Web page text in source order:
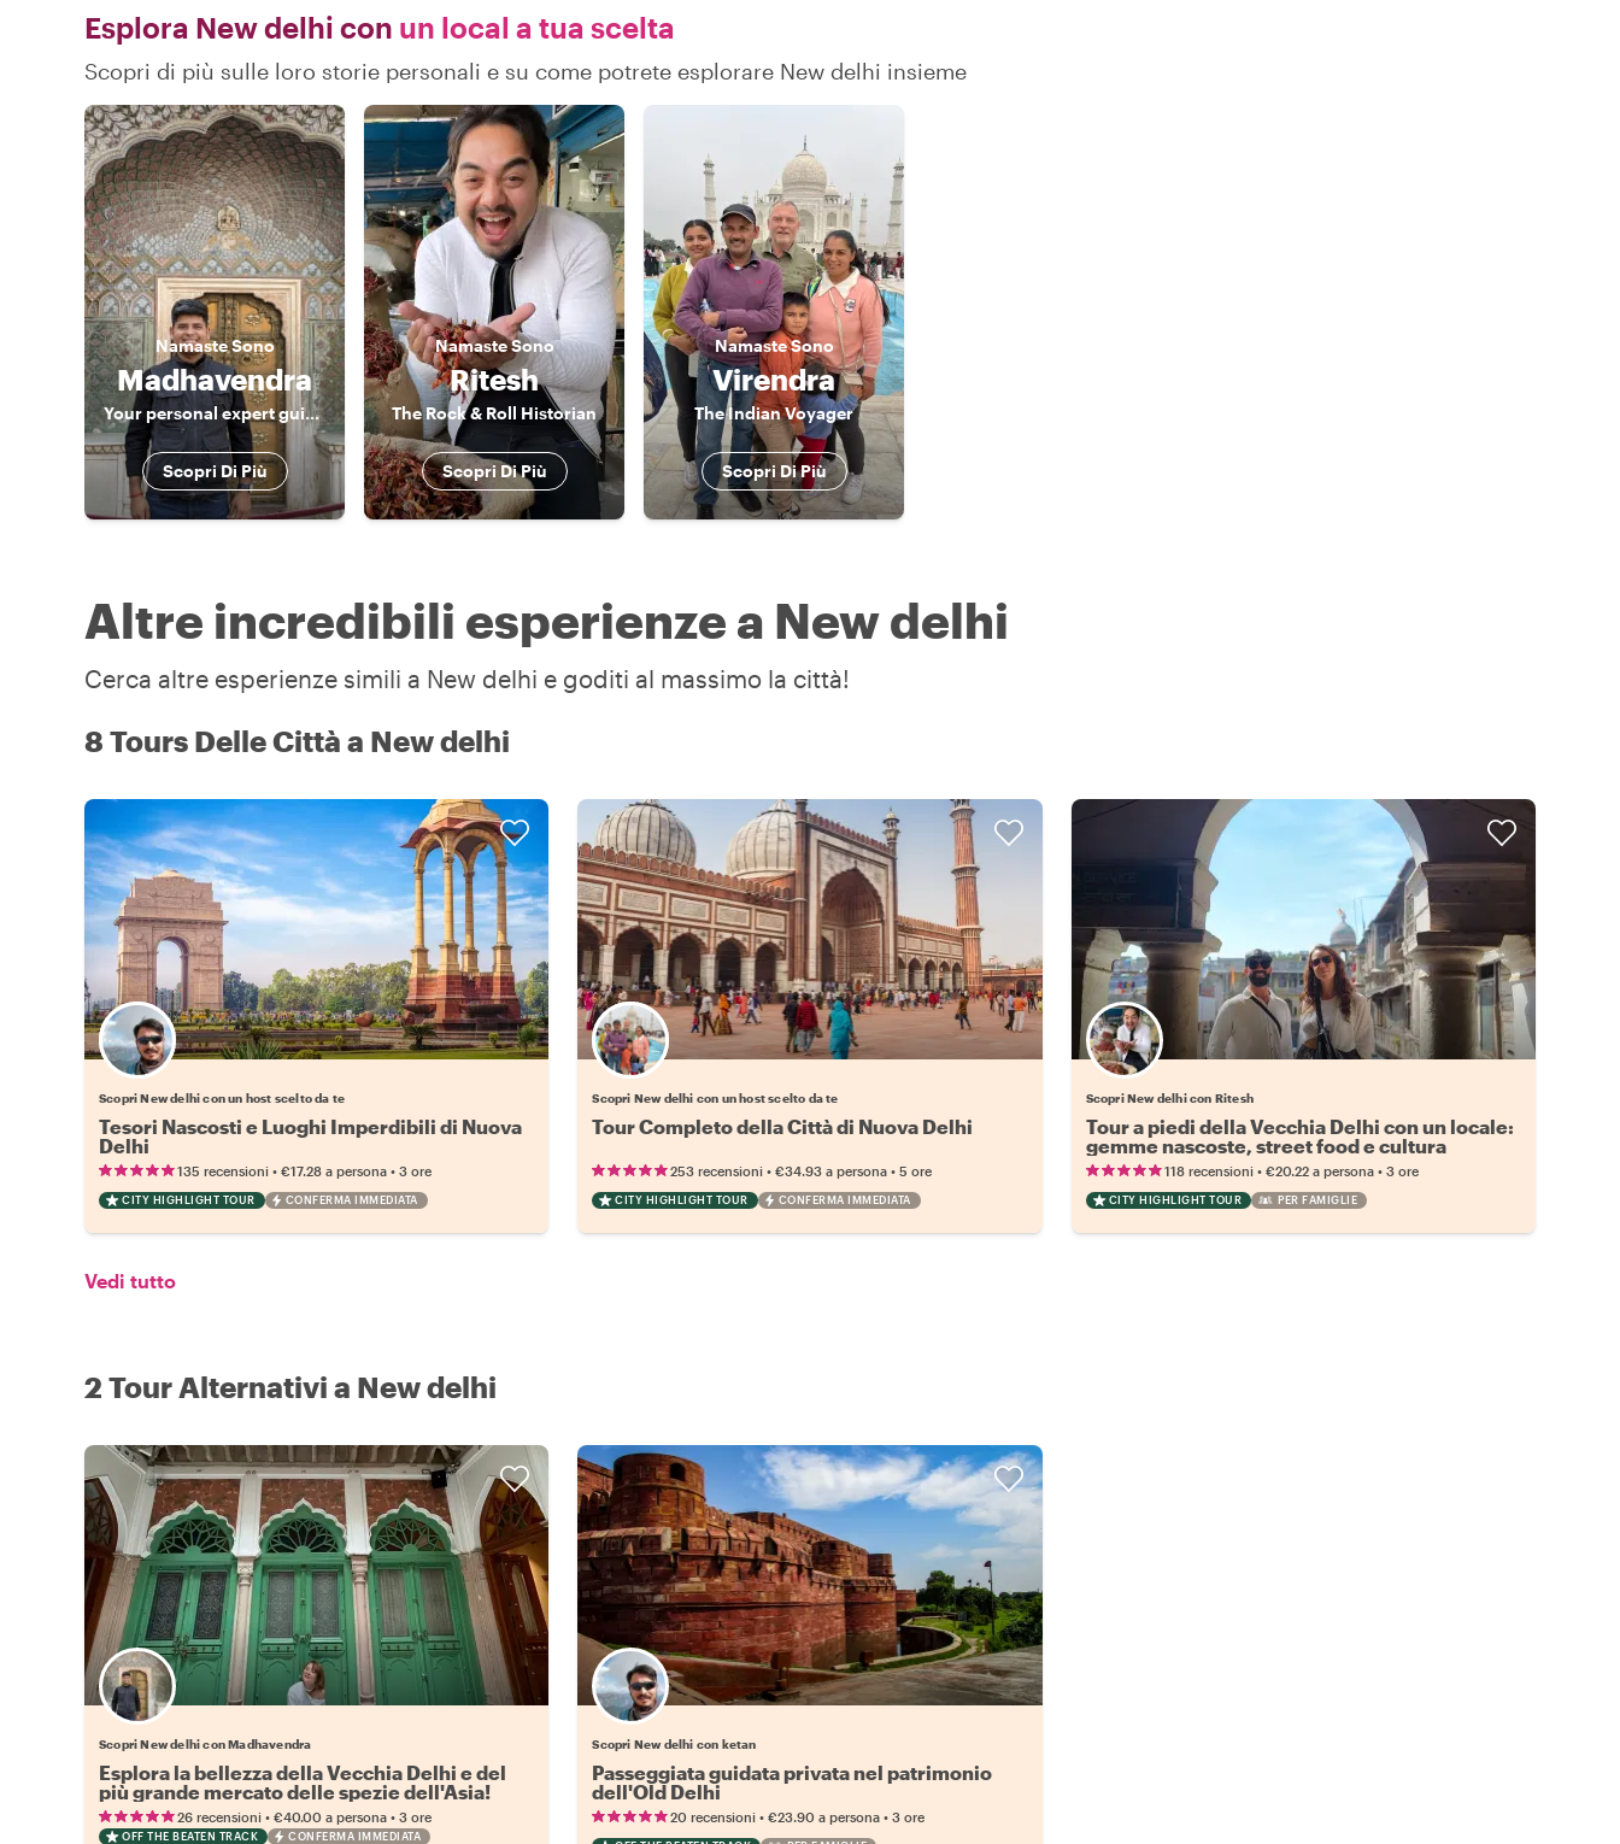
Esplora New delhi con un local a tua scelta
Scopri di più sulle loro storie personali e su come potrete esplorare New delhi insieme
NamasteSono
Madhavendra
Your personal expert guide for Delhi, Agra & Jaipur!!
Scopri Di Più
NamasteSono
Ritesh
The Rock & Roll Historian
Scopri Di Più
NamasteSono
Virendra
The Indian Voyager
Scopri Di Più
Altre incredibili esperienze a New delhi
Cerca altre esperienze simili a New delhi e goditi al massimo la città!
8 Tours Delle Città a New delhi
Scegli il tuo local preferito
Scopri New delhi con un host scelto da te
Tesori Nascosti e Luoghi Imperdibili di Nuova
Delhi
135 recensioni • €17.28 a persona • 3 ore
CITY HIGHLIGHT TOUR CONFERMA IMMEDIATA
Scegli il tuo local preferito
Scopri New delhi con un host scelto da te
Tour Completo della Città di Nuova Delhi
253 recensioni •€34.93 a persona •5 ore
CITY HIGHLIGHT TOUR CONFERMA IMMEDIATA
Scopri New delhi con Ritesh
Tour a piedi della Vecchia Delhi con un locale:
gemme nascoste, street food e cultura
118 recensioni• €20.22 a persona• 3 ore
CITY HIGHLIGHT TOUR PER FAMIGLIE
Vedi tutto
2 Tour Alternativi a New delhi
Scopri New delhi con Madhavendra
Esplora la bellezza della Vecchia Delhi e del
più grande mercato delle spezie dell'Asia!
26 recensioni • €40.00 a persona • 3 ore
OFF THE BEATEN TRACK CONFERMA IMMEDIATA
Scopri New delhi con ketan
Passeggiata guidata privata nel patrimonio
dell'Old Delhi
20 recensioni •€23.90 a persona •3 ore